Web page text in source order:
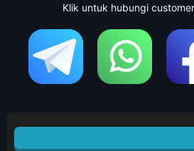
Klik untuk hubungi